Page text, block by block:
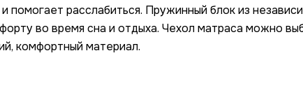
помогает расслабиться. Пружинный блок из
во время сна и отдыха. Чехол матраса можно
комфортный материал.